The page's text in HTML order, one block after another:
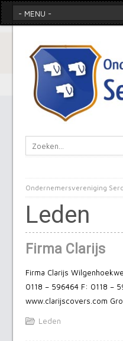
Ondernemersvereniging
Leden
Firma Clarijs
Firma Clarijs
0118 – 596464 F: 0118 –
www.clarijscovers.com
Leden